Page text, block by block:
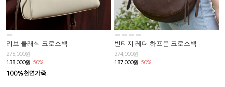
리브 클래식 크로스백
276,000원
138,000원 50%
빈티지 레더 하프문 크로스백
374,000원
187,000원 50%